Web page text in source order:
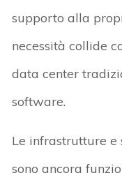
supporto alla
necessità collide
data center
software.
Le infrastrutture e
sono ancora